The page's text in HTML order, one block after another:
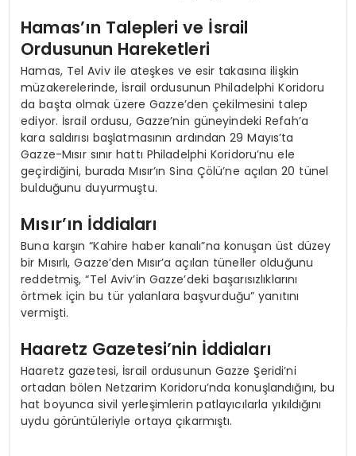
Hamas’ın Talepleri ve İsrail
Ordusunun Hareketleri
Hamas, Tel Aviv ile ateşkes ve esir takasına ilişkin
müzakerelerinde, İsrail ordusunun Philadelphi Koridoru
da başta olmak üzere Gazze’den çekilmesini talep
ediyor. İsrail ordusu, Gazze’nin güneyindeki Refah’a
kara saldırısı başlatmasının ardından 29 Mayıs’ta
Gazze-Mısır sınır hattı Philadelphi Koridoru’nu ele
geçirdiğini, burada Mısır’ın Sina Çölü’ne açılan 20 tünel
bulduğunu duyurmuştu.
Mısır’ın İddiaları
Buna karşın “Kahire haber kanalı”na konuşan üst düzey
bir Mısırlı, Gazze’den Mısır’a açılan tüneller olduğunu
reddetmiş, “Tel Aviv’in Gazze’deki başarısızlıklarını
örtmek için bu tür yalanlara başvurduğu” yanıtını
vermişti.
Haaretz Gazetesi’nin İddiaları
Haaretz gazetesi, İsrail ordusunun Gazze Şeridi’ni
ortadan bölen Netzarim Koridoru’nda konuşlandığını, bu
hat boyunca sivil yerleşimlerin patlayıcılarla yıkıldığını
uydu görüntüleriyle ortaya çıkarmıştı.